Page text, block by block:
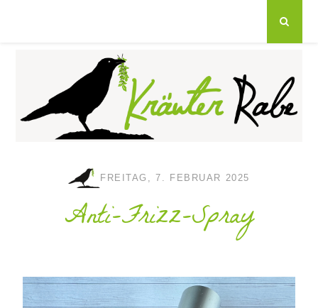
FREITAG, 7. FEBRUAR 2025
Anti-Frizz-Spray